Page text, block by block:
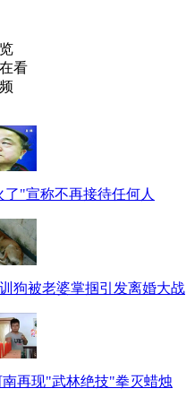
看
了"宣称不再接待任何人
狗被老婆掌掴引发离婚大战
南再现"武林绝技"拳灭蜡烛